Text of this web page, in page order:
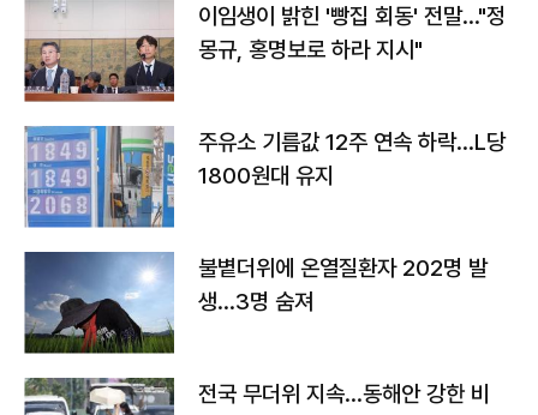
이임생이 밝힌 '빵집 회동' 전말…"정
몽규, 홍명보로 하라 지시"
주유소 기름값 12주 연속 하락…L당
1800원대 유지
불볕더위에 온열질환자 202명 발
생…3명 숨져
전국 무더위 지속…동해안 강한 비